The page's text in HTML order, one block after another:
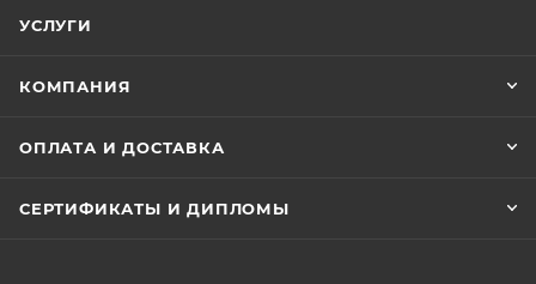
УСЛУГИ
КОМПАНИЯ
ОПЛАТА И ДОСТАВКА
СЕРТИФИКАТЫ И ДИПЛОМЫ